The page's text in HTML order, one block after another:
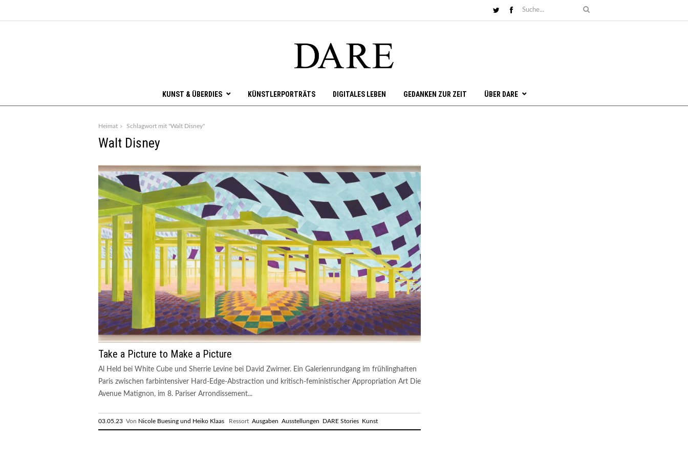
KUNST & ÜBERDIES KÜNSTLERPORTRÄTS DIGITALES LEBEN GEDANKEN ZUR ZEIT ÜBER DARE
Heimat Schlagwort mit "Walt Disney"
Walt Disney
Take a Picture to Make a Picture
Al Held bei White Cube und Sherrie Levine bei David Zwirner. Ein Galerienrundgang im frühlinghaften
Paris zwischen farbintensiver Hard-Edge-Abstraction und kritisch-feministischer Appropriation Art Die
Avenue Matignon, im 8. Pariser Arrondissement...
03.05.23 Von Nicole Buesing und Heiko Klaas Ressort Ausgaben Ausstellungen DARE Stories Kunst